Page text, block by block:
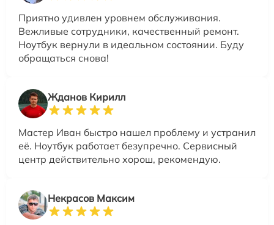
Приятно удивлен уровнем обслуживания.
Вежливые сотрудники, качественный ремонт.
Ноутбук вернули в идеальном состоянии. Буду
обращаться снова!
Жданов Кирилл
Мастер Иван быстро нашел проблему и устранил
её. Ноутбук работает безупречно. Сервисный
центр действительно хорош, рекомендую.
Некрасов Максим